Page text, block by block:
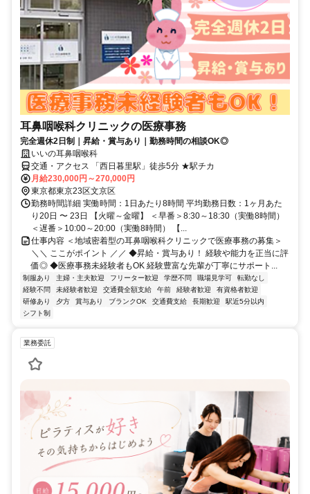
耳鼻咽喉科クリニックの医療事務
完全週休2日制｜昇給・賞与あり｜勤務時間の相談OK◎
いいの耳鼻咽喉科
交通・アクセス 「西日暮里駅」徒歩5分 ★駅チカ
月給230,000円～270,000円
東京都東京23区文京区
勤務時間詳細 実働時間：1日あたり8時間 平均勤務日数：1ヶ月あた
り20日 〜 23日 【火曜～金曜】 ＜早番＞8:30～18:30（実働8時間）
＜遅番＞10:00～20:00（実働8時間） 【...
仕事内容 ＜地域密着型の耳鼻咽喉科クリニックで医療事務の募集＞
＼＼ ここがポイント ／／ ◆昇給・賞与あり！ 経験や能力を正当に評
価◎ ◆医療事務未経験者もOK 経験豊富な先輩が丁寧にサポート...
制服あり 主婦・主夫歓迎 フリーター歓迎 学歴不問 職場見学可
転勤なし
経験不問
未経験者歓迎 交通費全額支給 午前 経験者歓迎
有資格者歓迎
研修あり
夕方 賞与あり ブランクOK 交通費支給 長期歓迎
駅近5分以内
シフト制
業務委託